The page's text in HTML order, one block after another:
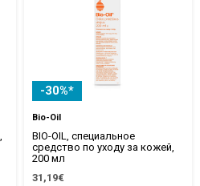
-30%*
Bio-Oil
BIO-OIL, специальное
средство по уходу за кожей,
200 мл
31,19€